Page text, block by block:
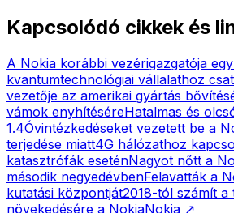
Kapcsolódó cikkek és
A Nokia korábbi vezérigazgatója
kvantumtechnológiai vállalathoz
vezetője az amerikai gyártás
vámok enyhítéséreHatalmas és
1.4Óvintézkedéseket vezetett be a
terjedése miatt4G hálózathoz
katasztrófák eseténNagyot nőtt a
második negyedévbenFelavatták a
kutatási központját2018-tól számít a
növekedésére a NokiaNokia ↗